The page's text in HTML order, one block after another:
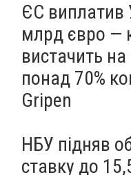
ЄС виплатив
млрд євро —
вистачить
понад 70%
Gripen
НБУ підняв
ставку до